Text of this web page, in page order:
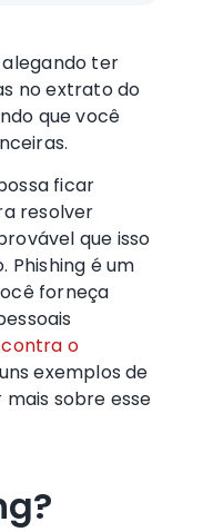
ter
no extrato do
que você
ficar
resolver
que isso
Phishing é um
forneça
o
exemplos de
sobre esse